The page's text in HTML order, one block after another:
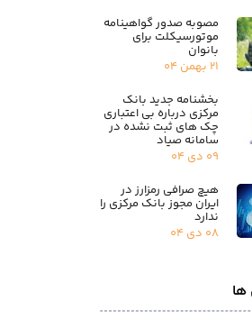
مصوبه صدور گواهینامه
موتورسیکلت برای
بانوان
۲۱ بهمن ۰۴
بخشنامه جدید بانک
مرکزی درباره بی اعتباری
چک های ثبت نشده در
سامانه صیاد
۰۹ دی ۰۴
هیچ صرافی رمزارز در
ایران مجوز بانک مرکزی را
ندارد
۰۸ دی ۰۴